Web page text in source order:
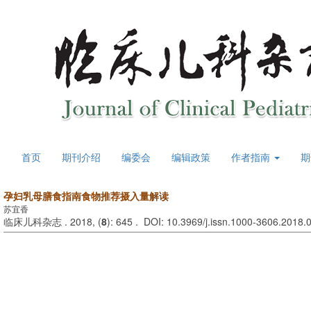
首页 期刊介绍 编委会 编辑政策 作者指南
孕妇乳母膳食指南食物推荐摄入量解读
苏宜香
临床儿科杂志 . 2018, (8): 645 . DOI: 10.3969/j.issn.1000-